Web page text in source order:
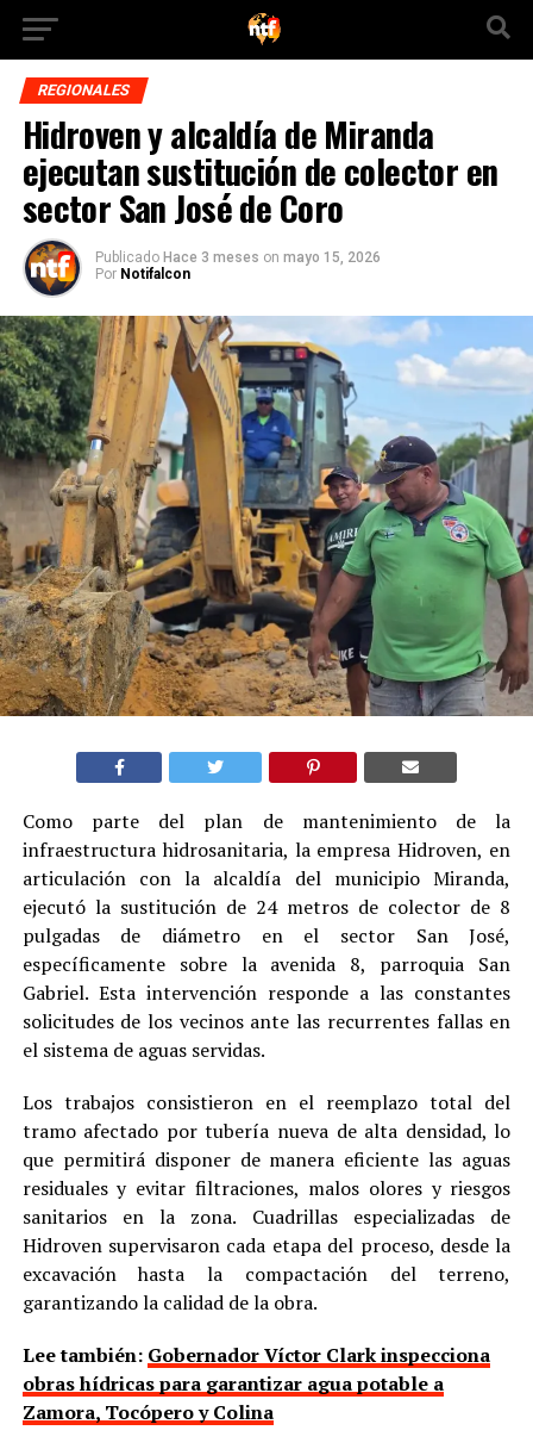
REGIONALES
Hidroven y alcaldía de Miranda
ejecutan sustitución de colector en
sector San José de Coro
Publicado Hace 3 meses on mayo 15, 2026
Por Notifalcon
Como parte del plan de mantenimiento de la
infraestructura hidrosanitaria, la empresa Hidroven, en
articulación con la alcaldía del municipio Miranda,
ejecutó la sustitución de 24 metros de colector de 8
pulgadas de diámetro en el sector San José,
específicamente sobre la avenida 8, parroquia San
Gabriel. Esta intervención responde a las constantes
solicitudes de los vecinos ante las recurrentes fallas en
el sistema de aguas servidas.
Los trabajos consistieron en el reemplazo total del
tramo afectado por tubería nueva de alta densidad, lo
que permitirá disponer de manera eficiente las aguas
residuales y evitar filtraciones, malos olores y riesgos
sanitarios en la zona. Cuadrillas especializadas de
Hidroven supervisaron cada etapa del proceso, desde la
excavación hasta la compactación del terreno,
garantizando la calidad de la obra.
Lee también: Gobernador Víctor Clark inspecciona
obras hídricas para garantizar agua potable a
Zamora, Tocópero y Colina